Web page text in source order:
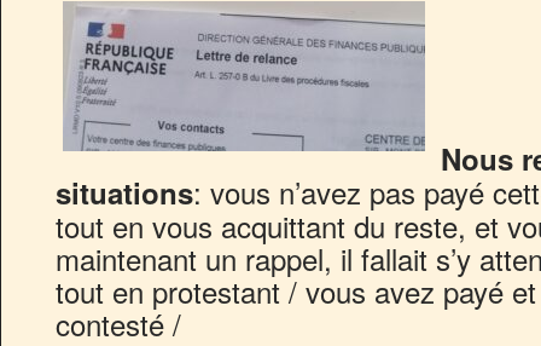
Nous
situations: vous n’avez pas payé
tout en vous acquittant du reste, et
maintenant un rappel, il fallait s’y
tout en protestant / vous avez payé
contesté /